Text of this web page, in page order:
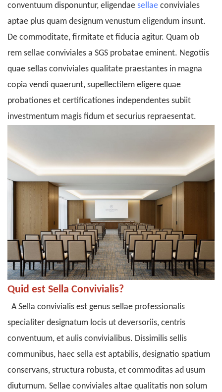
conventuum disponuntur, eligendae sellae conviviales
aptae plus quam designum venustum eligendum insunt.
De commoditate, firmitate et fiducia agitur. Quam ob
rem sellae conviviales a SGS probatae eminent. Negotiis
quae sellas conviviales qualitate praestantes in magna
copia vendi quaerunt, supellectilem eligere quae
probationes et certificationes independentes subiit
investmentum magis fidum et securius repraesentat.
Quid est Sella Convivialis?
ASella convivialis est genus sellae professionalis
specialiter designatum locis ut deversoriis, centris
conventuum, et aulis convivialibus. Dissimilis sellis
communibus, haec sella est aptabilis, designatio spatium
conservans, structura robusta, et commoditas ad usum
diuturnum. Sellae conviviales altae qualitatis non solum